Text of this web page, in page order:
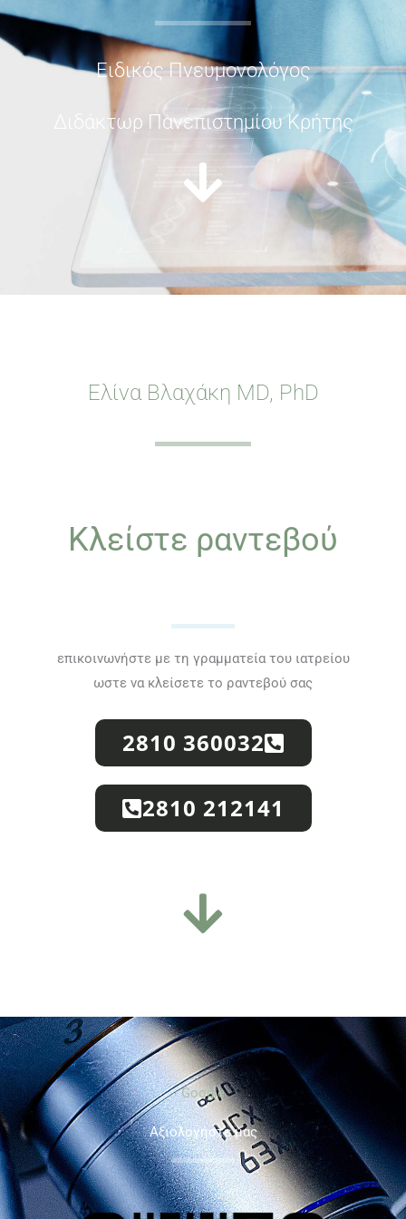
Ειδικός Πνευμονολόγος
Διδάκτωρ Πανεπιστημίου Κρήτης
Ελίνα Βλαχάκη MD, PhD
Κλείστε ραντεβού
επικοινωνήστε με τη γραμματεία του ιατρείου
ωστε να κλείσετε το ραντεβού σας
2810 360032
2810 212141
Google
Aξιολογήστε μας